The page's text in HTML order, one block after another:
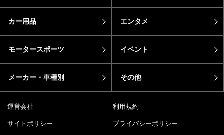
カー用品 エンタメ
モータースポーツ イベント
メーカー・車種別 その他
運営会社 利用規約
サイトポリシー プライバシーポリシー